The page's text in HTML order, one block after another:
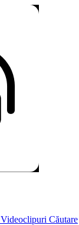
Videoclipuri Căutare